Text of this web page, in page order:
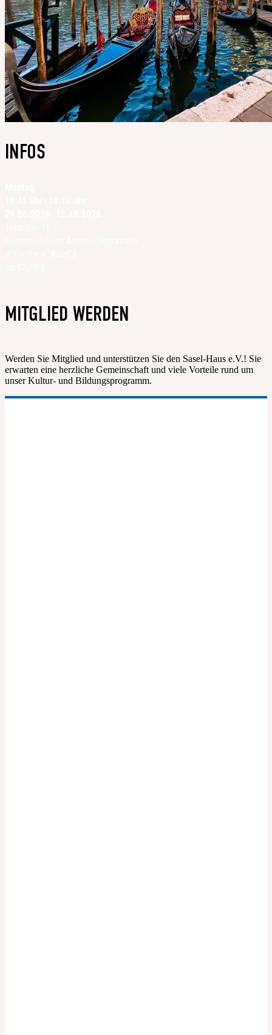
INFOS
MITGLIED WERDEN
Werden Sie Mitglied und unterstützen Sie den Sasel-Haus e.V.! Sie
erwarten eine herzliche Gemeinschaft und viele Vorteile rund um
unser Kultur- und Bildungsprogramm.